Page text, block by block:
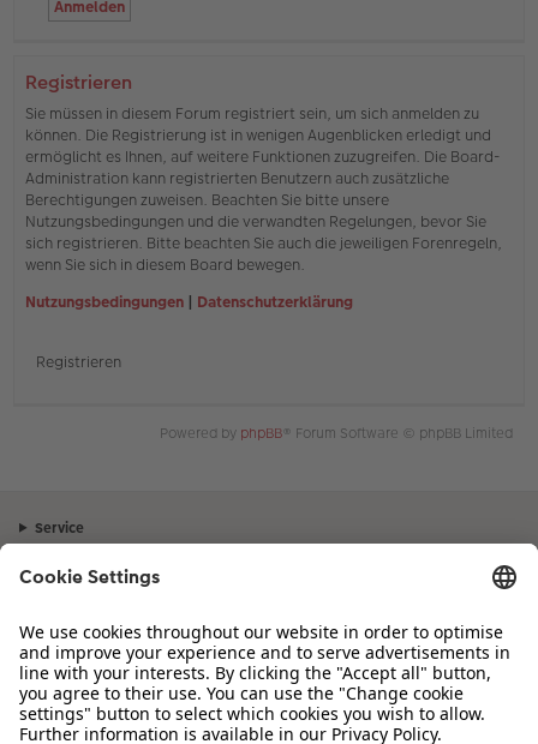
Registrieren
Sie müssen in diesem Forum registriert sein, um sich anmelden zu
können. Die Registrierung ist in wenigen Augenblicken erledigt und
ermöglicht es Ihnen, auf weitere Funktionen zuzugreifen. Die Board-
Administration kann registrierten Benutzern auch zusätzliche
Berechtigungen zuweisen. Beachten Sie bitte unsere
Nutzungsbedingungen und die verwandten Regelungen, bevor Sie
sich registrieren. Bitte beachten Sie auch die jeweiligen Forenregeln,
wenn Sie sich in diesem Board bewegen.
Nutzungsbedingungen | Datenschutzerklärung
Registrieren
Powered by phpBB® Forum Software © phpBB Limited
Service
Sortiment